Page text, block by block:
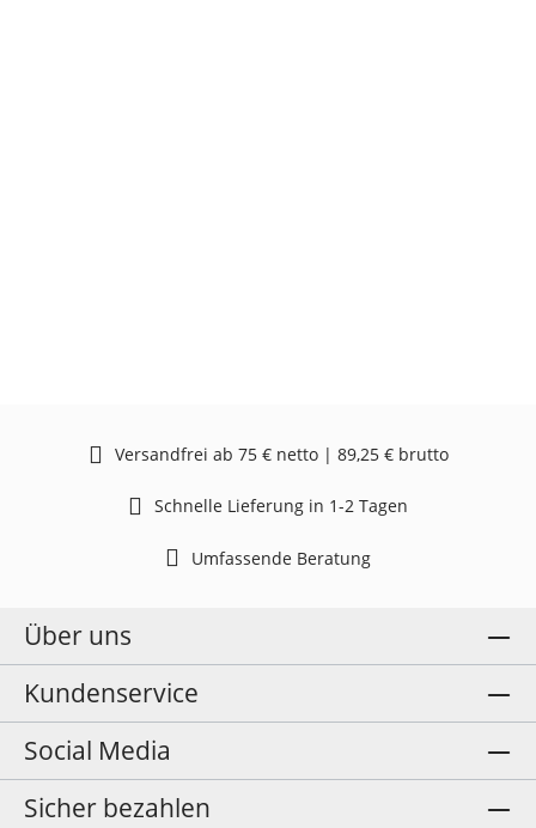
Versandfrei ab 75 € netto | 89,25 € brutto
Schnelle Lieferung in 1-2 Tagen
Umfassende Beratung
Über uns
Kundenservice
Social Media
Sicher bezahlen